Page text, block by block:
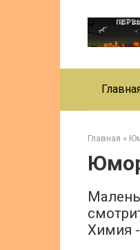
Главная »
Химия -